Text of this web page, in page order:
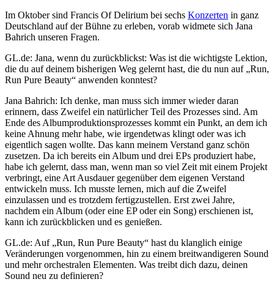
Im Oktober sind Francis Of Delirium bei sechs Konzerten in ganz
Deutschland auf der Bühne zu erleben, vorab widmete sich Jana
Bahrich unseren Fragen.
GL.de: Jana, wenn du zurückblickst: Was ist die wichtigste Lektion,
die du auf deinem bisherigen Weg gelernt hast, die du nun auf „Run,
Run Pure Beauty“ anwenden konntest?
Jana Bahrich: Ich denke, man muss sich immer wieder daran
erinnern, dass Zweifel ein natürlicher Teil des Prozesses sind. Am
Ende des Albumproduktionsprozesses kommt ein Punkt, an dem ich
keine Ahnung mehr habe, wie irgendetwas klingt oder was ich
eigentlich sagen wollte. Das kann meinem Verstand ganz schön
zusetzen. Da ich bereits ein Album und drei EPs produziert habe,
habe ich gelernt, dass man, wenn man so viel Zeit mit einem Projekt
verbringt, eine Art Ausdauer gegenüber dem eigenen Verstand
entwickeln muss. Ich musste lernen, mich auf die Zweifel
einzulassen und es trotzdem fertigzustellen. Erst zwei Jahre,
nachdem ein Album (oder eine EP oder ein Song) erschienen ist,
kann ich zurückblicken und es genießen.
GL.de: Auf „Run, Run Pure Beauty“ hast du klanglich einige
Veränderungen vorgenommen, hin zu einem breitwandigeren Sound
und mehr orchestralen Elementen. Was treibt dich dazu, deinen
Sound neu zu definieren?